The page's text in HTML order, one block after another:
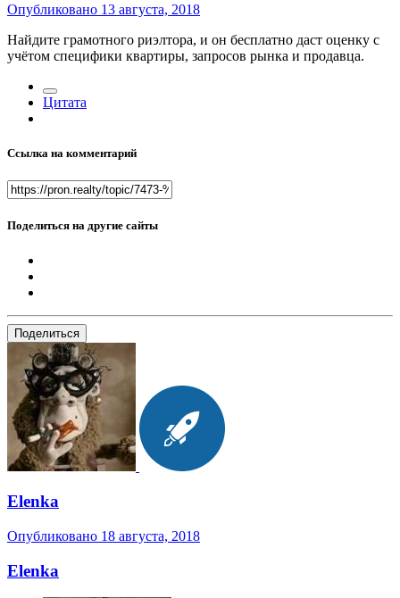
Опубликовано 13 августа, 2018
Найдите грамотного риэлтора, и он бесплатно даст оценку с
учётом специфики квартиры, запросов рынка и продавца.
Цитата
Ссылка на комментарий
Поделиться на другие сайты
Поделиться
Elenka
Опубликовано 18 августа, 2018
Elenka